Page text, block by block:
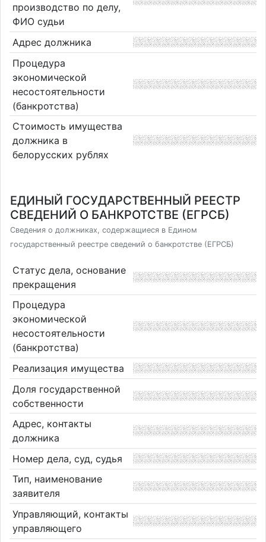
производство по делу,
ФИО судьи
Адрес должника
Процедура
экономической
несостоятельности
(банкротства)
Стоимость имущества
должника в
белорусских рублях
ЕДИНЫЙ ГОСУДАРСТВЕННЫЙ РЕЕСТР
СВЕДЕНИЙ О БАНКРОТСТВЕ (ЕГРСБ)
Сведения о должниках, содержащиеся в Едином
государственный реестре сведений о банкротстве (ЕГРСБ)
Статус дела, основание
прекращения
Процедура
экономической
несостоятельности
(банкротства)
Реализация имущества
Доля государственной
собственности
Адрес, контакты
должника
Номер дела, суд, судья
Тип, наименование
заявителя
Управляющий, контакты
управляющего